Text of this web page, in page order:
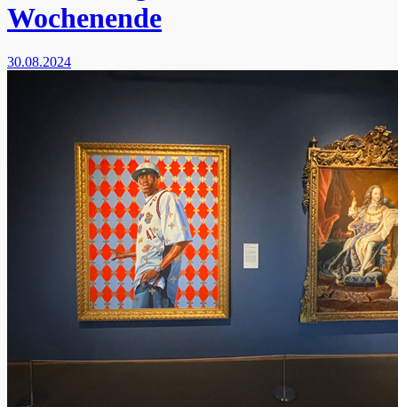
Wochenende
30.08.2024